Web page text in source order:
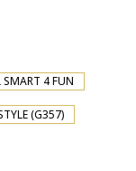
SMART 4 FUN
(G357)